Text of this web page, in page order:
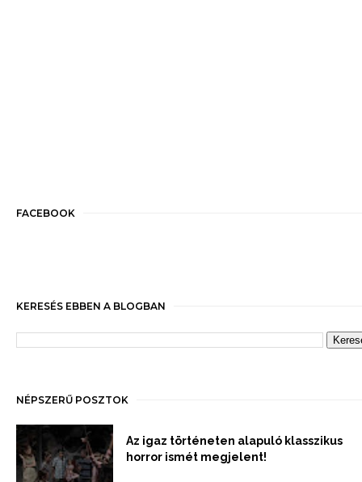
FACEBOOK
KERESÉS EBBEN A BLOGBAN
NÉPSZERŰ POSZTOK
Az igaz történeten alapuló klasszikus
horror ismét megjelent!